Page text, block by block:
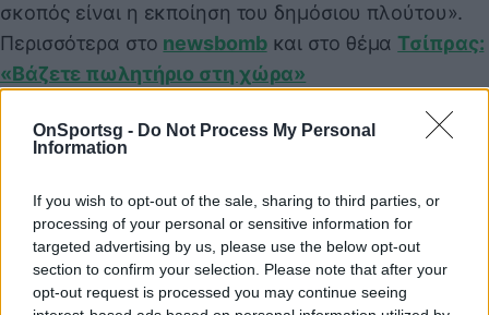
OnSportsg - Do Not Process My Personal
Information
If you wish to opt-out of the sale, sharing to third parties, or
processing of your personal or sensitive information for
targeted advertising by us, please use the below opt-out
section to confirm your selection. Please note that after your
opt-out request is processed you may continue seeing
σκοπός είναι η εκποίηση του δημόσιου πλούτου».
Περισσότερα στο newsbombκαι στο θέμαΤσίπρας:
«Βάζετε πωλητήριο στη χώρα»